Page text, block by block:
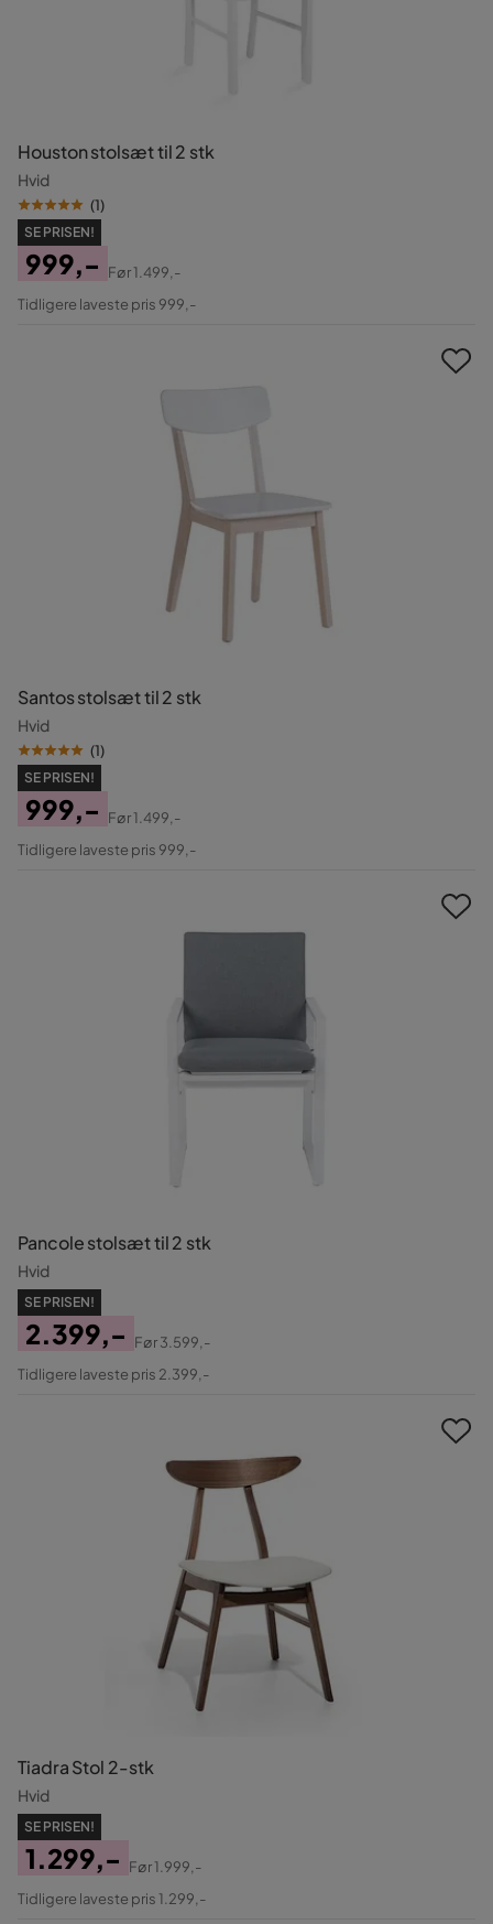
Houston stolsæt til 2 stk
Hvid
(1)
SE PRISEN!
Pris
999,-
Original
Før1.499,-
Tidligere laveste pris 999,-
Santos stolsæt til 2 stk
Hvid
(1)
SE PRISEN!
Pris
999,-
Original
Før1.499,-
Tidligere laveste pris 999,-
Pancole stolsæt til 2 stk
Hvid
SE PRISEN!
Pris
2.399,-
Original
Før3.599,-
Tidligere laveste pris 2.399,-
Tiadra Stol 2-stk
Hvid
SE PRISEN!
Pris
1.299,-
Original
Før1.999,-
Tidligere laveste pris 1.299,-